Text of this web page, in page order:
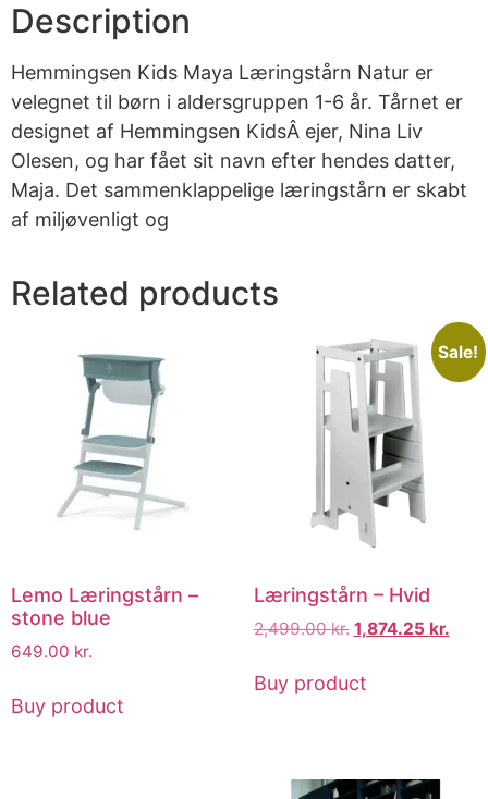
Description
Hemmingsen Kids Maya Læringstårn Natur er
velegnet til børn i aldersgruppen 1-6 år. Tårnet er
designet af Hemmingsen KidsÂ ejer, Nina Liv
Olesen, og har fået sit navn efter hendes datter,
Maja. Det sammenklappelige læringstårn er skabt
af miljøvenligt og
Related products
Lemo Læringstårn –
stone blue
649.00 kr.
Buy product
Sale!
Læringstårn – Hvid
2,499.00kr. 1,874.25 kr.
Buy product